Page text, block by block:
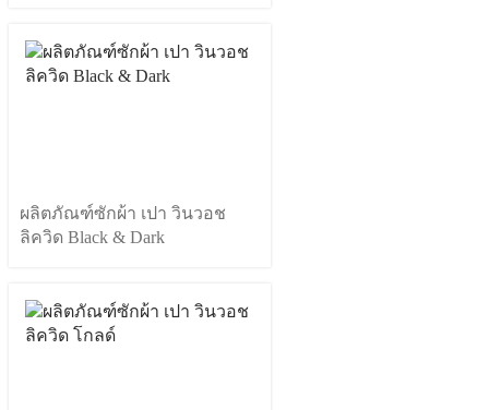
ผลิตภัณฑ์ซักผ้า เปา วินวอช
ลิควิด Black & Dark